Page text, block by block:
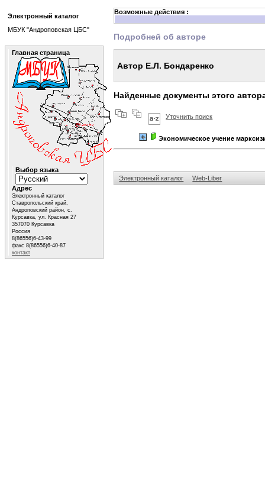
Возможные действия :
Подробней об авторе
Автор Е.Л. Бондаренко
Найденные документы этого
Уточнить поиск
Экономическое учение
Электронный каталог Web-Liber
Электронный каталог
МБУК "Андроповская ЦБС"
Главная страница
Выбор языка
Адрес
Электронный каталог
Ставропольский край,
Андроповский район, с.
Курсавка, ул. Красная 27
357070 Курсавка
Россия
8(86556)6-43-99
факс 8(86556)6-40-87
контакт